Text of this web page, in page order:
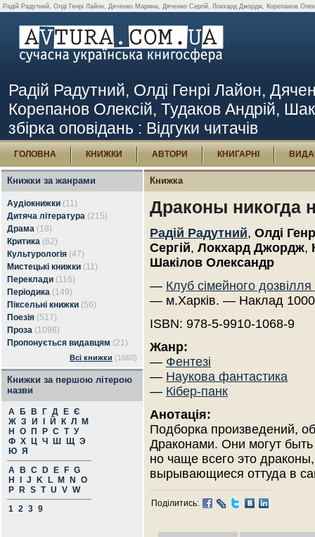
Радій Радутний, Олді Генрі Лайон, Дяченко Марина, Дяченко Сергій, Локхард Джордж, Корепанов
Радій Радутний, Олді Генрі Лайон,
Корепанов Олексій, Тудаков Андрій,
збірка оповідань : Відгуки читачів
ГОЛОВНА КНИЖКИ АВТОРИ КНИГАРНІ
Книжки за жанрами
Аудіокнижки (11)
Дитяча література (215)
Драма (18)
Критика (62)
Культурологія (47)
Мистецькі книжки (11)
Переклади (116)
Періодика (149)
Піксельні книжки (56)
Поезія (517)
Проза (1098)
Пропонується видавцям (21)
Всі книжки (1660)
Книжки за першою літерою
назви
А Б В Г Д Е Є
Ж З И Й К Л
М
Н
О П Р С Т У
Ф Х Ц Ч Ш Щ Э
Ю Я
A
B C D E F G
H
J K L M N
O
P
R S T U V W
1 2 3 9
Книжка
Драконы никогда
Радій Радутний, Олді
Сергій, Локхард Джордж,
Шакілов Олександр
— Клуб сімейного
— м.Харків. — Наклад
ISBN: 978-5-9910-1068-9
Жанр:
— Фентезі
— Наукова фантастика
— Кібер-панк
Анотація:
Подборка произведений,
Драконами. Они могут
но чаще всего это
вырывающиеся оттуда в
Поділитись: